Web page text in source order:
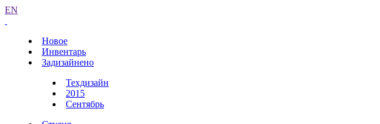
EN
Новое
Инвентарь
Задизайнено
Техдизайн
2015
Сентябрь